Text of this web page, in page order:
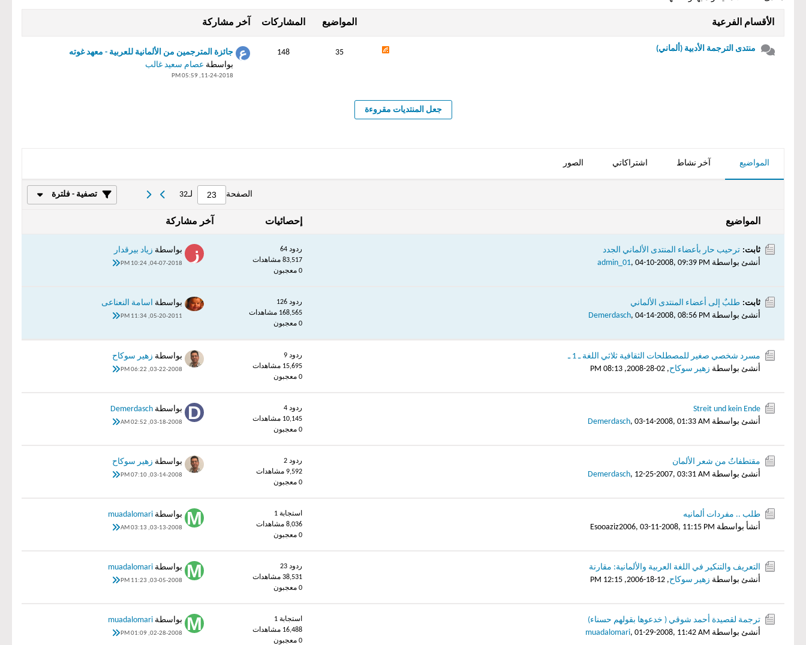
الأقسام الفرعية المواضيع المشاركات آخر مشاركة
منتدى الترجمة الأدبية (ألماني) 35
148
جائزة المترجمين من الألمانية للعربية - معهد غوته
بواسطة عصام سعيد غالب
11-24-2018, 05:59 PM
جعل المنتديات مقروءة
المواضيع آخر نشاط اشتراكاتي الصور
الصفحة لـ32 تصفية - فلترة
المواضيع إحصائيات آخر مشاركة
ثابت: ترحيب حار بأعضاء المنتدى الألماني الجدد
أنشئ بواسطة
admin_01, 04-10-2008, 09:39 PM
ردود 64
83,517 مشاهدات
0 معجبون
بواسطة زياد بيرقدار
04-07-2018, 10:24 PM
ثابت: طلبٌ إلى أعضاء المنتدى الألماني
أنشئ بواسطة
Demerdasch, 04-14-2008, 08:56 PM
ردود 126
168,565 مشاهدات
0 معجبون
بواسطة اسامة النعناعى
05-20-2011, 11:34 PM
مسرد شخصي صغير للمصطلحات الثقافية ثلاثي اللغة ـ 1 ـ
أنشئ بواسطة زهير سوكاح,
02-28-2008, 08:13 PM
ردود 9
15,695 مشاهدات
0 معجبون
بواسطة زهير سوكاح
03-22-2008, 06:22 PM
Streit und kein Ende
أنشئ بواسطة
Demerdasch, 03-14-2008, 01:33 AM
ردود 4
10,145 مشاهدات
0 معجبون
بواسطة Demerdasch
03-18-2008, 02:52 AM
مقتطفاتٌ من شعر الألمان
أنشئ بواسطة
Demerdasch, 12-25-2007, 03:31 AM
ردود 2
9,592 مشاهدات
0 معجبون
بواسطة زهير سوكاح
03-14-2008, 07:10 PM
طلب .. مفردات ألمانيه
أنشأ بواسطة Esooaziz2006, 03-11-2008, 11:15 PM
استجابة 1
8,036 مشاهدات
0 معجبون
بواسطة muadalomari
03-13-2008, 03:13 AM
التعريف والتنكير في اللغة العربية والألمانية: مقارنة
أنشئ بواسطة زهير سوكاح,
12-18-2006, 12:15 PM
ردود 23
38,531 مشاهدات
0 معجبون
بواسطة muadalomari
03-05-2008, 11:23 PM
ترجمة لقصيدة أحمد شوقي ( خدعوها بقولهم حسناء)
أنشئ بواسطة
muadalomari, 01-29-2008, 11:42 AM
استجابة 1
16,488 مشاهدات
0 معجبون
بواسطة muadalomari
02-28-2008, 01:09 PM